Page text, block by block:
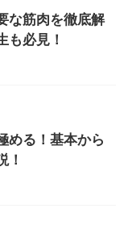
な筋肉を徹底解
も必見！
める！基本から
！